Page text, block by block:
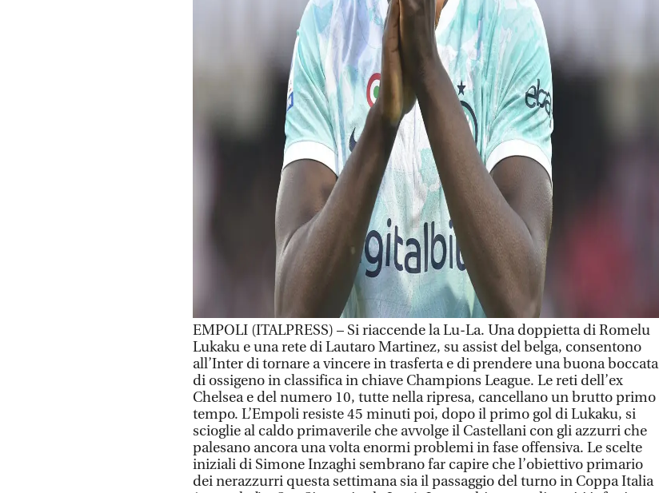
EMPOLI (ITALPRESS) – Si riaccende la Lu-La. Una doppietta di Romelu
Lukaku e una rete di Lautaro Martinez, su assist del belga, consentono
all’Inter di tornare a vincere in trasferta e di prendere una buona boccata
di ossigeno in classifica in chiave Champions League. Le reti dell’ex
Chelsea e del numero 10, tutte nella ripresa, cancellano un brutto primo
tempo. L’Empoli resiste 45 minuti poi, dopo il primo gol di Lukaku, si
scioglie al caldo primaverile che avvolge il Castellani con gli azzurri che
palesano ancora una volta enormi problemi in fase offensiva. Le scelte
iniziali di Simone Inzaghi sembrano far capire che l’obiettivo primario
dei nerazzurri questa settimana sia il passaggio del turno in Coppa Italia